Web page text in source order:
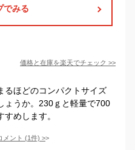
でみる
価格と在庫を楽天でチェック >>
るほどのコンパクトサイズ
ょうか。230ｇと軽量で700
めします。
メント (1件) >